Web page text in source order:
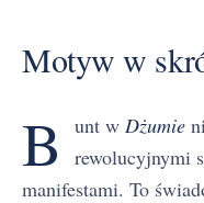
Motyw w
B unt w Dżumie
rewolucyjnymi
manifestami. To